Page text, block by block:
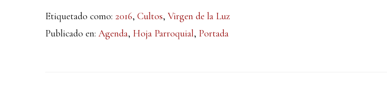
Etiquetado como: 2016, Cultos, Virgen de la Luz
Publicado en: Agenda, Hoja Parroquial, Portada